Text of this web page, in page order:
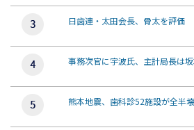
日歯連・太田会長、骨太を評
事務次官に宇波氏、主計局長
熊本地震、歯科診52施設が全